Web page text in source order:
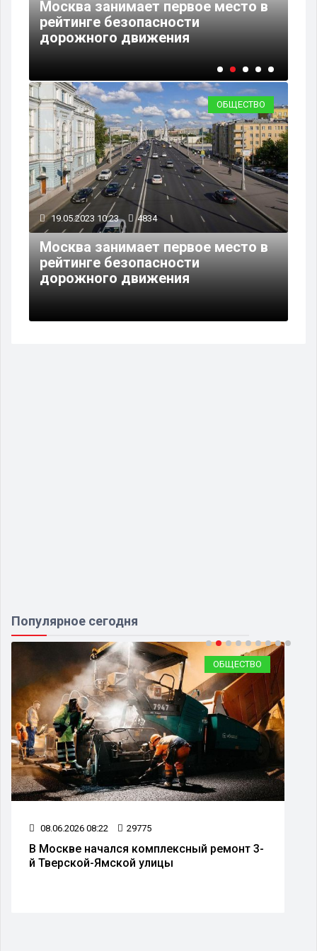
Москва занимает первое место в
рейтинге безопасности
дорожного движения
ОБЩЕСТВО
19.05.2023 10:23 4834
Москва занимает первое место в
рейтинге безопасности
дорожного движения
Популярное сегодня
ОБЩЕСТВО
08.06.2026 08:22 29775
В Москве начался комплексный ремонт 3-
й Тверской-Ямской улицы